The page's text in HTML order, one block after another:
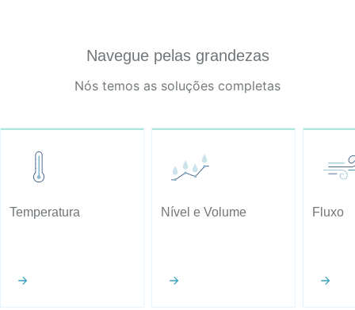
Navegue pelas grandezas
Nós temos as soluções completas
Temperatura Nível e Volume Fluxo